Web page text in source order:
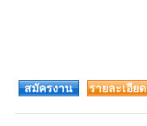
สมัครงาน
รายละเอียด